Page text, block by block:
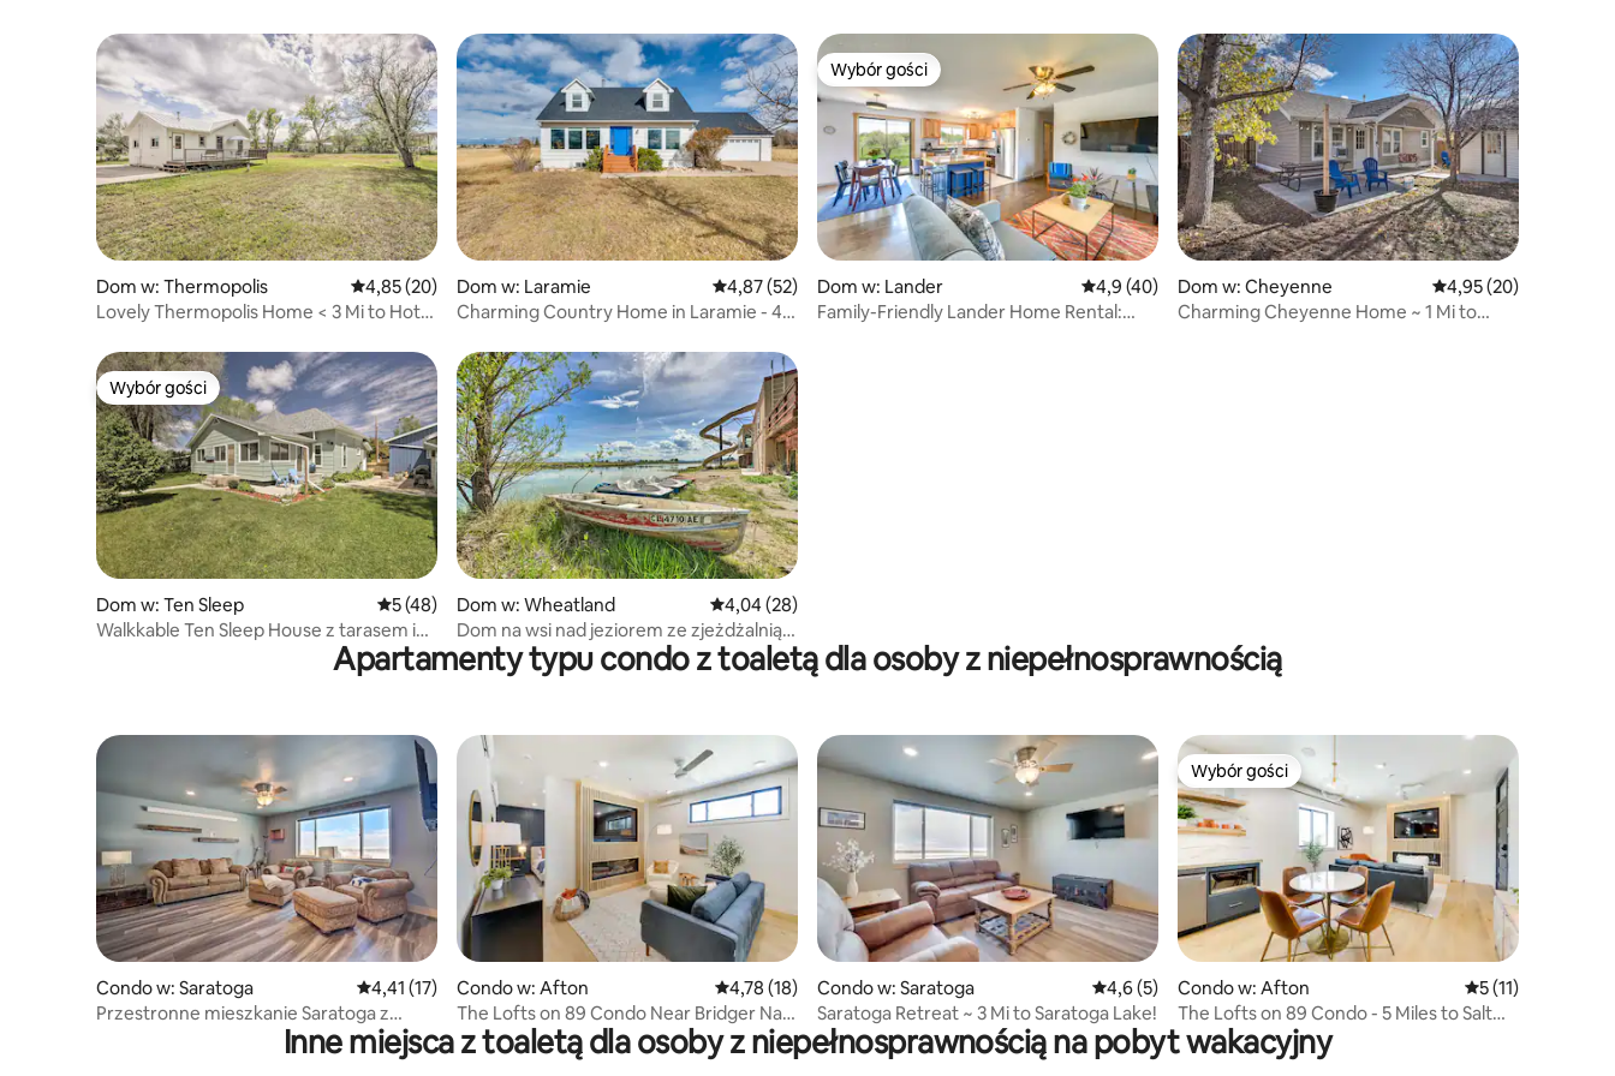
Dom w: Thermopolis Średnia ocena: 4,85 na 5, liczba recenzji: 20
4,85 (20)
Lovely Thermopolis Home < 3 Mi to Hot
Dom w: Laramie Średnia ocena: 4,87 na 5, liczba recenzji: 52
4,87 (52)
Charming Country Home in Laramie - 4
Wybór gości
Wybór gości
Dom w: Lander Średnia ocena: 4,9 na 5, liczba recenzji: 40
4,9 (40)
Family-Friendly Lander Home Rental:
Dom w: Cheyenne Średnia ocena: 4,95
4,95 (20)
Charming Cheyenne Home ~ 1 Mi to
Wybór gości
Wybór gości
Dom w: Ten Sleep Średnia ocena: 5 na 5, liczba recenzji: 48
5 (48)
Walkkable Ten Sleep House z tarasem i
Dom w: Wheatland Średnia ocena: 4,04 na 5, liczba recenzji: 28
4,04 (28)
Dom na wsi nad jeziorem ze zjeżdżalnią
wodną i trampoliną
Apartamenty typu condo z toaletą dla osoby z niepełnosprawnością
Condo w: Saratoga Średnia ocena: 4,41 na 5, liczba recenzji: 17
4,41 (17)
Przestronne mieszkanie Saratoga z
Condo w: Afton Średnia ocena: 4,78 na 5, liczba recenzji: 18
4,78 (18)
The Lofts on 89 Condo Near Bridger Nat'l
Forest!
Condo w: Saratoga Średnia ocena: 4,6 na 5, liczba recenzji: 5
4,6 (5)
Saratoga Retreat ~ 3 Mi to Saratoga Lake!
Wybór gości
Wybór gości
Condo w: Afton Średnia ocena: 5
5 (11)
The Lofts on 89 Condo - 5 Miles to Salt
River!
Inne miejsca z toaletą dla osoby z niepełnosprawnością na pobyt wakacyjny